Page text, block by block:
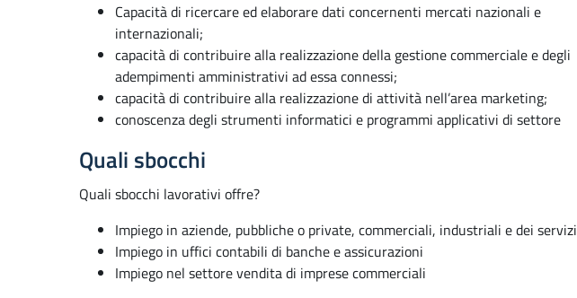
Capacità di ricercare ed elaborare dati concernenti mercati nazionali e
internazionali;
capacità di contribuire alla realizzazione della gestione commerciale e degli
adempimenti amministrativi ad essa connessi;
capacità di contribuire alla realizzazione di attività nell’area marketing;
conoscenza degli strumenti informatici e programmi applicativi di settore
Quali sbocchi
Quali sbocchi lavorativi offre?
Impiego in aziende, pubbliche o private, commerciali, industriali e dei servizi
Impiego in uffici contabili di banche e assicurazioni
Impiego nel settore vendita di imprese commerciali